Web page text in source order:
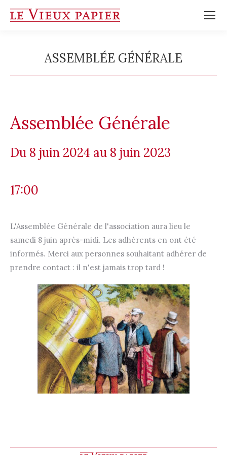
ASSEMBLÉE GÉNÉRALE
Vous êtes ici :
Assemblée Générale
8 juin 2024 8 juin 2023
17:00
L'Assemblée Générale de l'association aura lieu le
samedi 8 juin après-midi. Les adhérents en ont été
informés. Merci aux personnes souhaitant adhérer de
prendre contact : il n'est jamais trop tard !